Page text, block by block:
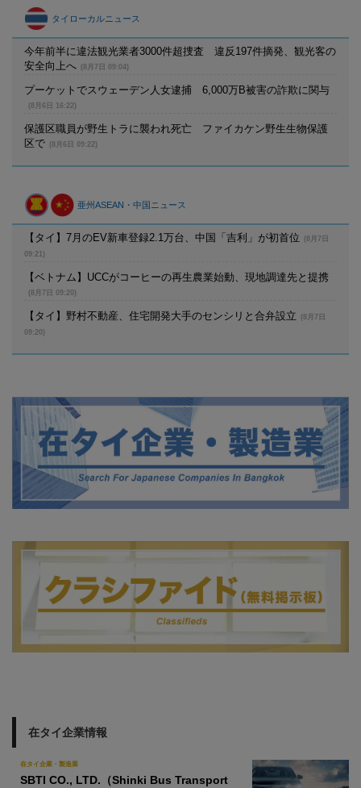
タイローカルニュース
今年前半に違法観光業者3000件超捜査 違反197件摘発、観光客の
安全向上へ
(8月7日 09:04)
プーケットでスウェーデン人女逮捕 6,000万B被害の詐欺に関与
(8月6日 16:22)
保護区職員が野生トラに襲われ死亡 ファイカケン野生生物保護
区で
(8月6日 09:22)
亜州ASEAN・中国ニュース
【タイ】7月のEV新車登録2.1万台、中国「吉利」が初首位
(8月7日
09:21)
【ベトナム】UCCがコーヒーの再生農業始動、現地調達先と提携
(8月7日 09:20)
【タイ】野村不動産、住宅開発大手のセンシリと合弁設立
(8月7日
09:20)
在タイ企業情報
在タイ企業・製造業
SBTI CO., LTD.（Shinki Bus Transport